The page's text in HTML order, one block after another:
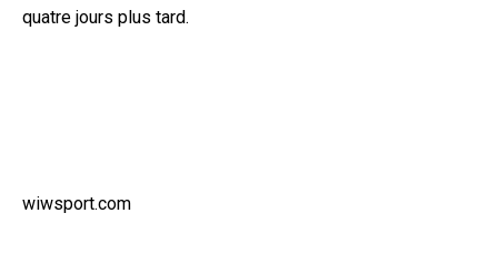
quatre jours plus tard.
wiwsport.com